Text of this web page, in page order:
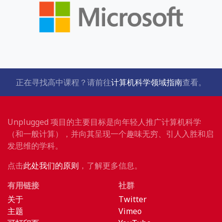
正在寻找高中课程？请前往计算机科学领域指南查看。
Unplugged 项目的主要目标是向年轻人推广计算机科学
（和一般计算），并向其呈现一个趣味无穷、引人入胜和启
发思维的学科。
点击此处我们的原则 ，了解更多信息。
有用链接
关于
主题
社群
Twitter
Vimeo